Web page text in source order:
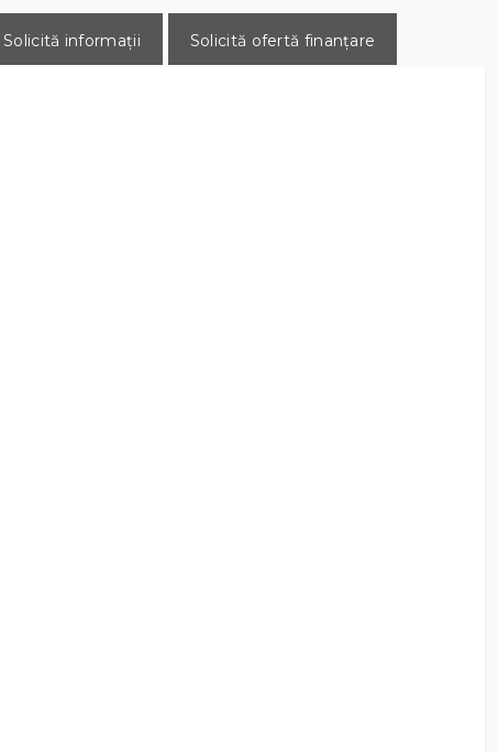
Solicită informații Solicită ofertă finanțare